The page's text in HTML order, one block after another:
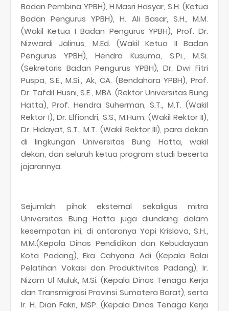
Badan Pembina YPBH), H.Masri Hasyar, S.H. (Ketua
Badan Pengurus YPBH), H. Ali Basar, S.H., M.M.
(Wakil Ketua I Badan Pengurus YPBH), Prof. Dr.
Nizwardi Jalinus, M.Ed. (Wakil Ketua II Badan
Pengurus YPBH), Hendra Kusuma, S.Pi., M.Si.
(Sekretaris Badan Pengurus YPBH), Dr. Dwi Fitri
Puspa, S.E., M.Si., Ak, CA. (Bendahara YPBH), Prof.
Dr. Tafdil Husni, S.E., MBA. (Rektor Universitas Bung
Hatta), Prof. Hendra Suherman, S.T., M.T. (Wakil
Rektor I), Dr. Elfiondri, S.S., M.Hum. (Wakil Rektor II),
Dr. Hidayat, S.T., M.T. (Wakil Rektor III), para dekan
di lingkungan Universitas Bung Hatta, wakil
dekan, dan seluruh ketua program studi beserta
jajarannya.
Sejumlah pihak eksternal sekaligus mitra
Universitas Bung Hatta juga diundang dalam
kesempatan ini, di antaranya Yopi Krislova, S.H.,
M.M.(Kepala Dinas Pendidikan dan Kebudayaan
Kota Padang), Eka Cahyana Adi (Kepala Balai
Pelatihan Vokasi dan Produktivitas Padang), Ir.
Nizam Ul Muluk, M.Si. (Kepala Dinas Tenaga Kerja
dan Transmigrasi Provinsi Sumatera Barat), serta
Ir. H. Dian Fakri, MSP. (Kepala Dinas Tenaga Kerja